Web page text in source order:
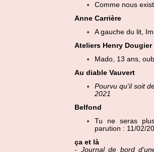
Comme nous
Anne Carrière
A gauche du lit,
Ateliers Henry Dougier
Mado, 13 ans,
Au diable Vauvert
Pourvu qu'il soit
2021
Belfond
Tu ne seras
parution : 11/02/
ça et là
- Journal de bord